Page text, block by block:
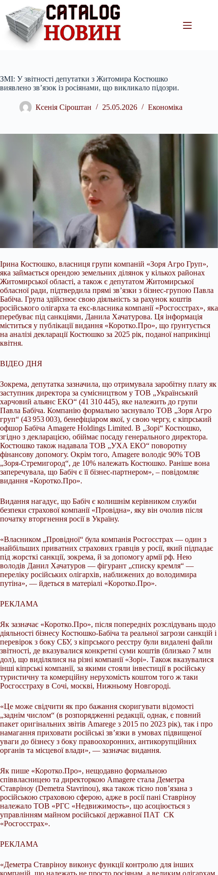
вмісту
ЗМІ: У звітності депутатки з Житомира Костюшко
виявлено зв’язок із росіянами, що викликало підозри.
Ксенія Сіроштан 25.05.2026 Економіка
Ірина Костюшко, власниця групи компаній «Зоря Агро Груп»,
яка займається орендою земельних ділянок у кількох районах
Житомирської області, а також є депутатом Житомирської
обласної ради, підтвердила прямі зв’язки з бізнес-групою Павла
Бабіча. Група здійснює свою діяльність за рахунок коштів
російського олігарха та екс-власника компанії «Росгосстрах», яка
перебуває під санкціями, Данила Хачатурова. Ця інформація
міститься у публікації видання «Коротко.Про», що ґрунтується
на аналізі декларації Костюшко за 2025 рік, поданої наприкінці
квітня.
ВІДЕО ДНЯ
Зокрема, депутатка зазначила, що отримувала заробітну плату як
заступник директора за сумісництвом у ТОВ „Український
харчовий альянс ЕКО“ (41 310 445), яке належить до групи
Павла Бабіча. Компанію формально заснувало ТОВ „Зоря Агро
груп“ (43 953 003), бенефіціаром якої, у свою чергу, є кіпрський
офшор Бабіча Amagere Holdings Limited. В „Зорі“ Костюшко,
згідно з декларацією, обіймає посаду генерального директора.
Костюшко також надавала ТОВ „УХА ЕКО“ поворотну
фінансову допомогу. Окрім того, Amagere володіє 90% ТОВ
„Зоря-Стремигород“, де 10% належать Костюшко. Раніше вона
заперечувала, що Бабіч є її бізнес-партнером», – повідомляє
видання «Коротко.Про».
Видання нагадує, що Бабіч є колишнім керівником служби
безпеки страхової компанії «Провідна», яку він очолив після
початку вторгнення росії в Україну.
«Власником „Провідної“ була компанія Росгосстрах — один з
найбільших приватних страхових гравців у росії, який підпадає
під жорсткі санкції, зокрема, й за допомогу армії рф. Нею
володів Данил Хачатуров — фігурант „списку кремля“ —
переліку російських олігархів, наближених до володимира
путіна», — йдеться в матеріалі «Коротко.Про».
РЕКЛАМА
Як зазначає «Коротко.Про», після попередніх розслідувань щодо
діяльності бізнесу Костюшко-Бабіча та реальної загрози санкцій і
перевірок з боку СБУ, з кіпрського реєстру були видалені файли
звітності, де вказувалися конкретні суми коштів (близько 7 млн
дол), що виділялися на різні компанії «Зорі». Також вказувалися
інші кіпрські компанії, за якими стояли інвестиції в російську
туристичну та комерційну нерухомість коштом того ж таки
Росгосстраху в Сочі, москві, Нижньому Новгороді.
«Це може свідчити як про бажання скоригувати відомості
„заднім числом“ (в розпорядженні редакції, однак, є повний
пакет оригінальних звітів Amarege з 2015 по 2023 рік), так і про
намагання приховати російські зв’язки в умовах підвищеної
уваги до бізнесу з боку правоохоронних, антикорупційних
органів та місцевої влади», — зазначає видання.
Як пише «Коротко.Про», нещодавно формальною
співвласницею та директоркою Amagere стала Деметра
Ставріноу (Demetra Stavrinou), яка також тісно пов’язана з
російською страховою сферою, адже в росії пані Ставріноу
належало ТОВ «РГС «Недвижимость», що асоціюється з
управлінням майном російської державної ПАТ СК
«Росгосстрах».
РЕКЛАМА
«Деметра Ставріноу виконує функції контролю для інших